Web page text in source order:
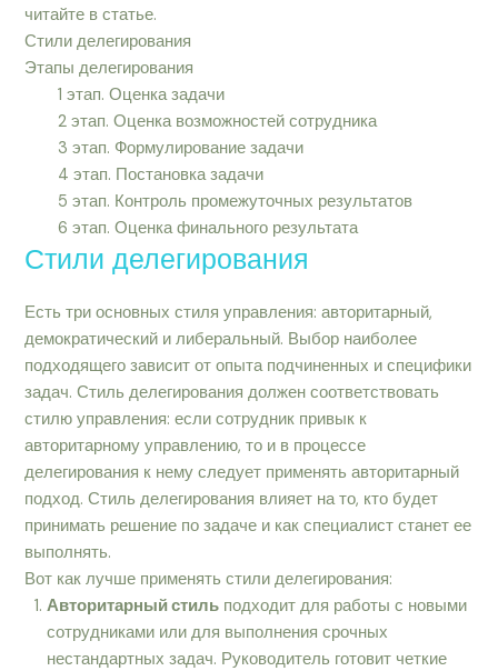
читайте в статье.
Стили делегирования
Этапы делегирования
1 этап. Оценка задачи
2 этап. Оценка возможностей сотрудника
3 этап. Формулирование задачи
4 этап. Постановка задачи
5 этап. Контроль промежуточных результатов
6 этап. Оценка финального результата
Стили делегирования
Есть три основных стиля управления: авторитарный,
демократический и либеральный. Выбор наиболее
подходящего зависит от опыта подчиненных и специфики
задач. Стиль делегирования должен соответствовать
стилю управления: если сотрудник привык к
авторитарному управлению, то и в процессе
делегирования к нему следует применять авторитарный
подход. Стиль делегирования влияет на то, кто будет
принимать решение по задаче и как специалист станет ее
выполнять.
Вот как лучше применять стили делегирования:
Авторитарный стиль подходит для работы с новыми
сотрудниками или для выполнения срочных
нестандартных задач. Руководитель готовит четкие